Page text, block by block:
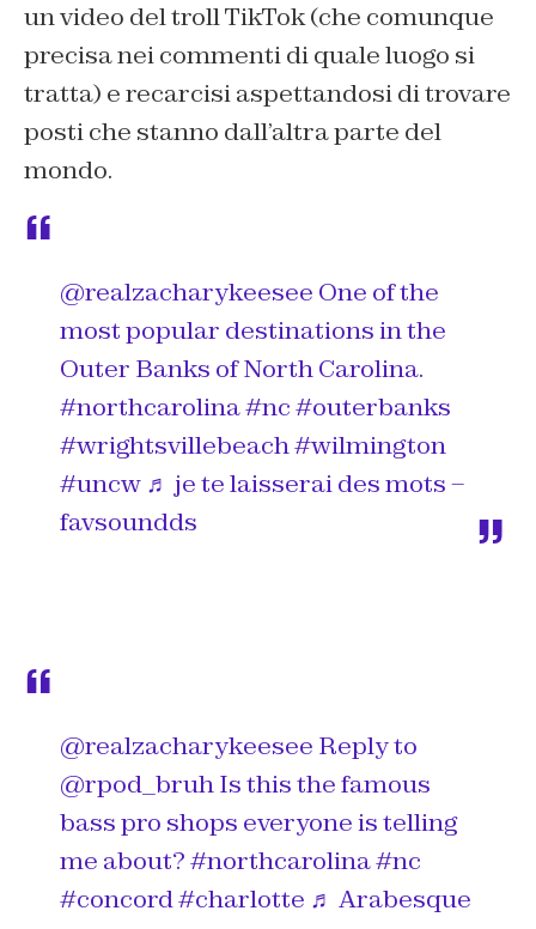
un video del troll TikTok (che comunque
precisa nei commenti di quale luogo si
tratta) e recarcisi aspettandosi di trovare
posti che stanno dall’altra parte del
mondo.
@realzacharykeesee One of the
most popular destinations in the
Outer Banks of North Carolina.
#northcarolina#nc#outerbanks
#wrightsvillebeach#wilmington
#uncw ♬ je te laisserai des mots –
favsoundds
@realzacharykeesee Reply to
@rpod_bruh Is this the famous
bass pro shops everyone is telling
me about?#northcarolina#nc
#concord#charlotte ♬ Arabesque